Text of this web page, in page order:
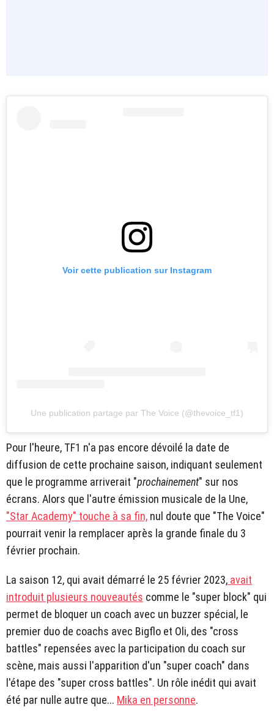
Voir cette publication sur Instagram
Une publication partage par The Voice (@thevoice_tf1)
Pour l'heure, TF1 n'a pas encore dévoilé la date de
diffusion de cette prochaine saison, indiquant seulement
que le programme arriverait "prochainement" sur nos
écrans. Alors que l'autre émission musicale de la Une,
"Star Academy" touche à sa fin, nul doute que "The Voice"
pourrait venir la remplacer après la grande finale du 3
février prochain.
La saison 12, qui avait démarré le 25 février 2023, avait
introduit plusieurs nouveautés comme le "super block" qui
permet de bloquer un coach avec un buzzer spécial, le
premier duo de coachs avec Bigflo et Oli, des "cross
battles" repensées avec la participation du coach sur
scène, mais aussi l'apparition d'un "super coach" dans
l'étape des "super cross battles". Un rôle inédit qui avait
été par nulle autre que... Mika en personne.